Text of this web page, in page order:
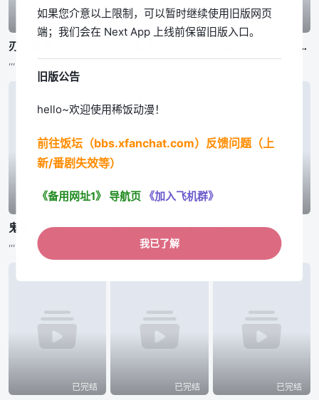
已完结
刃牙道 第2部分
,,,
已完结
,,,
公立海老栖川高校天闷部
鬼泣 第二季 身为悲剧始作俑者的最强邪恶BOSS女王为民竭心尽力。 第二季
河野仁美,,,
百鬼夜行抄
已完结 已完结 已完结
如果您介意以上限制，可以暂时继续使用旧版网页
端；我们会在 Next App 上线前保留旧版入口。
旧版公告
hello~欢迎使用稀饭动漫！
前往饭坛（bbs.xfanchat.com）反馈问题（上
新/番剧失效等）
《备用网址1》 导航页 《加入飞机群》
我已了解